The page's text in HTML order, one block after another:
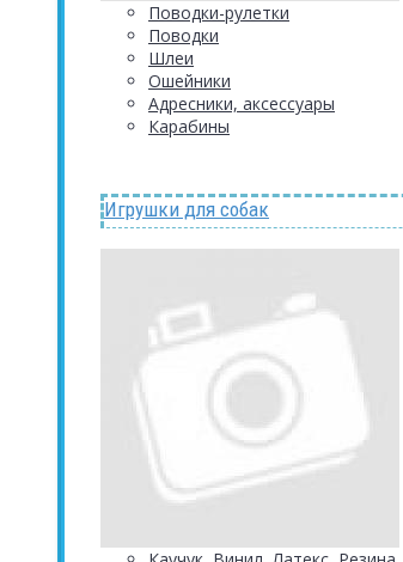
Поводки-рулетки
Поводки
Шлеи
Ошейники
Адресники, аксессуары
Карабины
Игрушки для собак